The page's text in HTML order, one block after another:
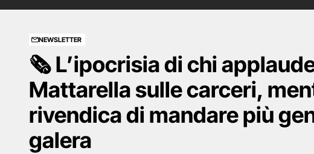
NEWSLETTER
🗞️ L’ipocrisia di chi
Mattarella sulle carceri,
rivendica di mandare più
galera